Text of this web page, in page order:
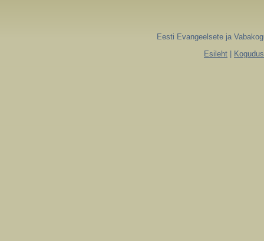
Eesti Evangeelsete ja
Esileht